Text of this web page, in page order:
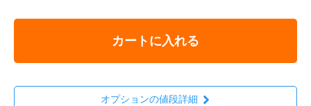
カートに入れる
オプションの値段詳細